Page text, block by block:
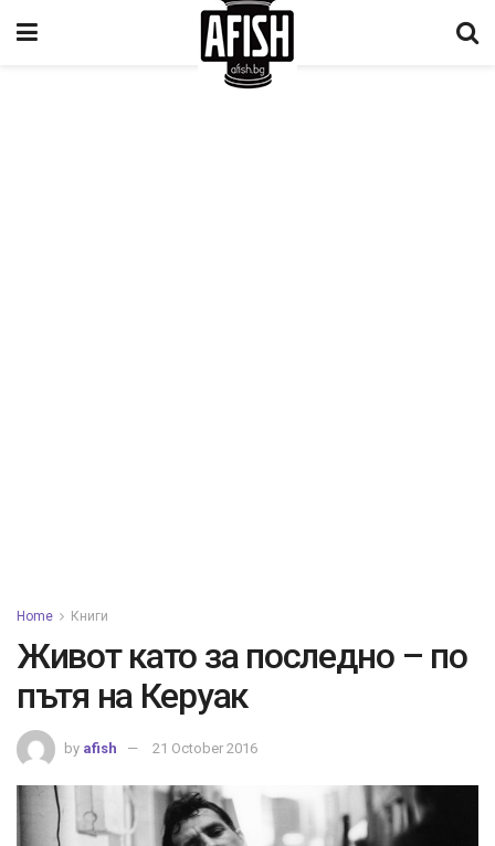
Home Книги
Живот като за последно – по
пътя на Керуак
by afish 21 October 2016